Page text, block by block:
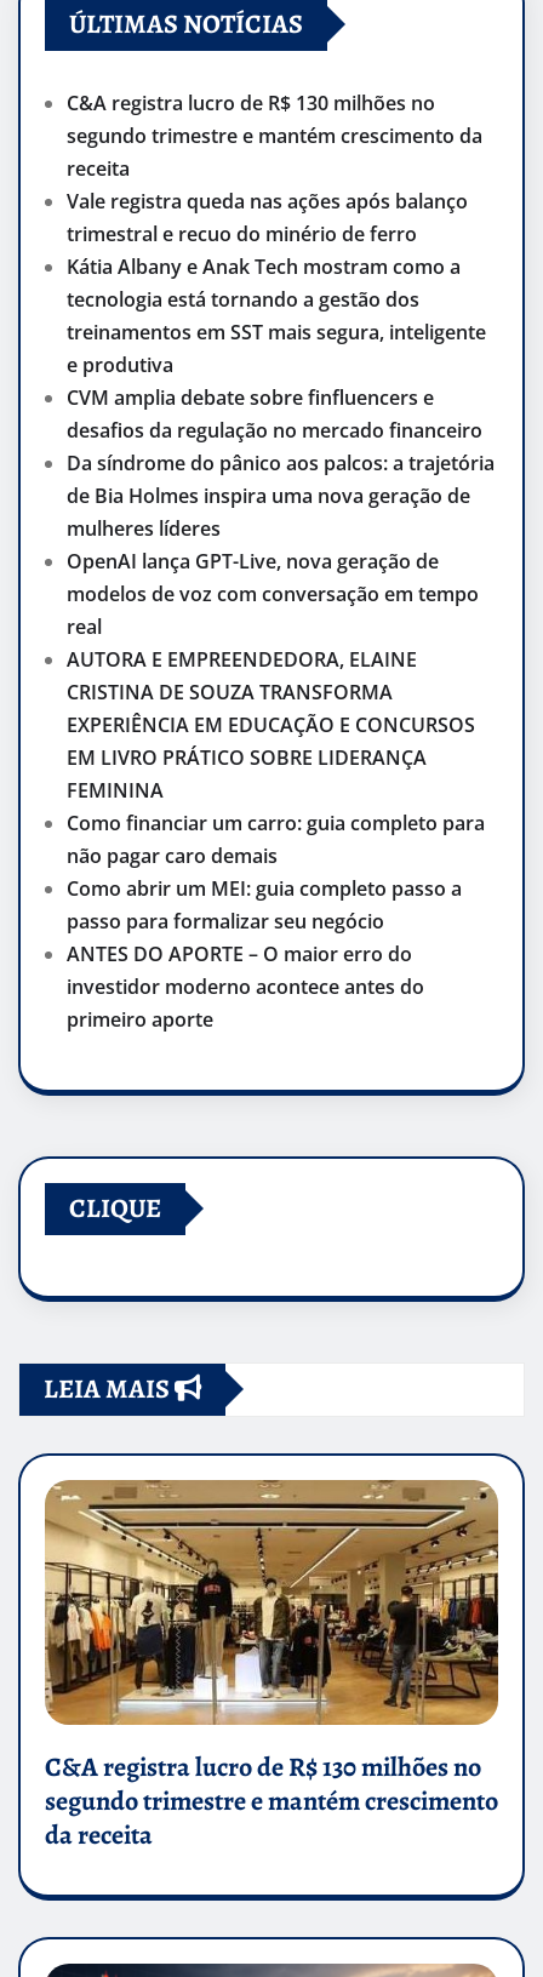
ÚLTIMAS NOTÍCIAS
C&A registra lucro de R$ 130 milhões no
segundo trimestre e mantém crescimento da
receita
Vale registra queda nas ações após balanço
trimestral e recuo do minério de ferro
Kátia Albany e Anak Tech mostram como a
tecnologia está tornando a gestão dos
treinamentos em SST mais segura, inteligente
e produtiva
CVM amplia debate sobre finfluencers e
desafios da regulação no mercado financeiro
Da síndrome do pânico aos palcos: a trajetória
de Bia Holmes inspira uma nova geração de
mulheres líderes
OpenAI lança GPT-Live, nova geração de
modelos de voz com conversação em tempo
real
AUTORA E EMPREENDEDORA, ELAINE
CRISTINA DE SOUZA TRANSFORMA
EXPERIÊNCIA EM EDUCAÇÃO E CONCURSOS
EM LIVRO PRÁTICO SOBRE LIDERANÇA
FEMININA
Como financiar um carro: guia completo para
não pagar caro demais
Como abrir um MEI: guia completo passo a
passo para formalizar seu negócio
ANTES DO APORTE – O maior erro do
investidor moderno acontece antes do
primeiro aporte
CLIQUE
LEIA MAIS
C&A registra lucro de R$ 130 milhões no
segundo trimestre e mantém crescimento
da receita